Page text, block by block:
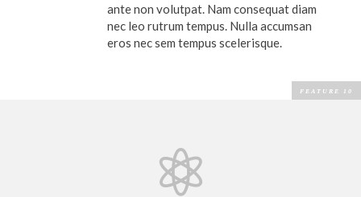
ante non volutpat. Nam consequat diam
nec leo rutrum tempus. Nulla accumsan
eros nec sem tempus scelerisque.
